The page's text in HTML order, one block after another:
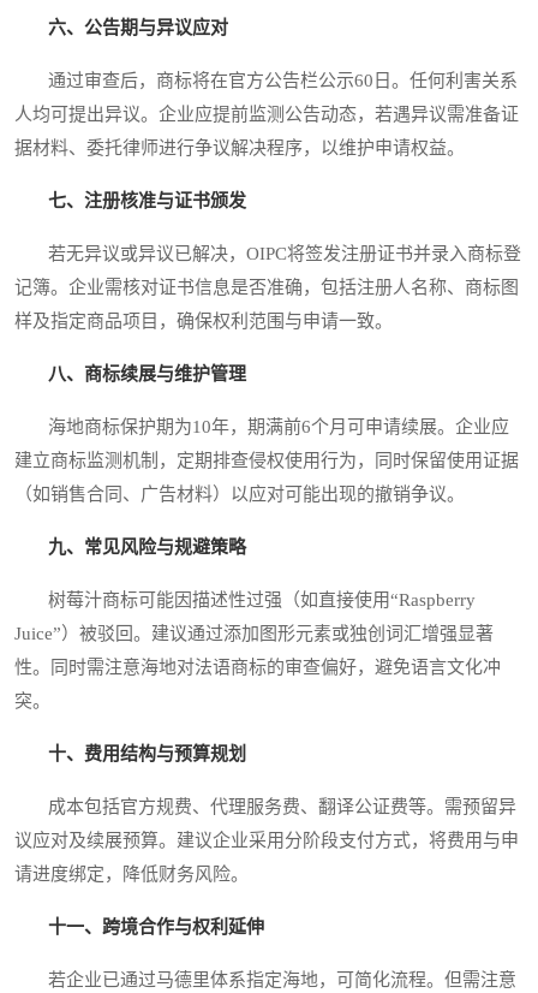
六、公告期与异议应对
通过审查后，商标将在官方公告栏公示60日。任何利害关系
人均可提出异议。企业应提前监测公告动态，若遇异议需准备证
据材料、委托律师进行争议解决程序，以维护申请权益。
七、注册核准与证书颁发
若无异议或异议已解决，OIPC将签发注册证书并录入商标登
记簿。企业需核对证书信息是否准确，包括注册人名称、商标图
样及指定商品项目，确保权利范围与申请一致。
八、商标续展与维护管理
海地商标保护期为10年，期满前6个月可申请续展。企业应
建立商标监测机制，定期排查侵权使用行为，同时保留使用证据
（如销售合同、广告材料）以应对可能出现的撤销争议。
九、常见风险与规避策略
树莓汁商标可能因描述性过强（如直接使用“Raspberry
Juice”）被驳回。建议通过添加图形元素或独创词汇增强显著
性。同时需注意海地对法语商标的审查偏好，避免语言文化冲
突。
十、费用结构与预算规划
成本包括官方规费、代理服务费、翻译公证费等。需预留异
议应对及续展预算。建议企业采用分阶段支付方式，将费用与申
请进度绑定，降低财务风险。
十一、跨境合作与权利延伸
若企业已通过马德里体系指定海地，可简化流程。但需注意